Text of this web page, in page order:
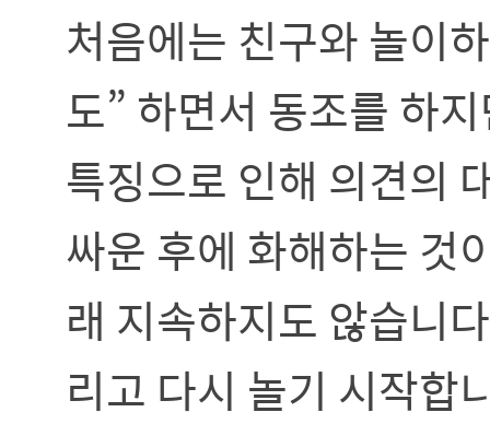
처음에는 친구와 놀이
도” 하면서 동조를 하
특징으로 인해 의견의
싸운 후에 화해하는 것
래 지속하지도 않습니
리고 다시 놀기 시작합